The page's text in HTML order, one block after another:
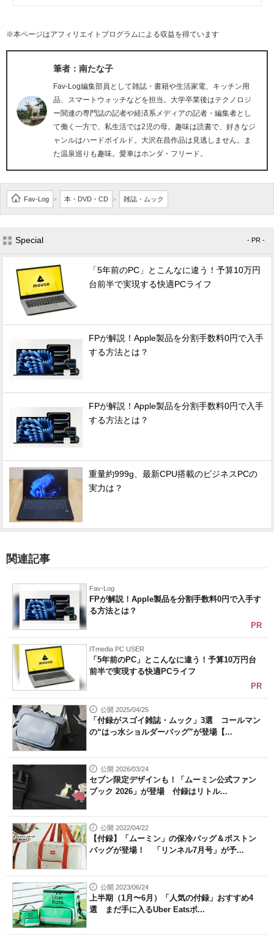
※本ページはアフィリエイトプログラムによる収益を得ています
筆者：南たな子
Fav-Log編集部員として雑誌・書籍や生活家電、キッチン用
品、スマートウォッチなどを担当。大学卒業後はテクノロジ
ー関連の専門誌の記者や経済系メディアの記者・編集者とし
て働く一方で、私生活では2児の母。趣味は読書で、好きなジ
ャンルはハードボイルド。大沢在昌作品は見逃しません。ま
た温泉巡りも趣味。愛車はホンダ・フリード。
Fav-Log > 本・DVD・CD > 雑誌・ムック
Special - PR -
「5年前のPC」とこんなに違う！予算10万円
台前半で実現する快適PCライフ
FPが解説！Apple製品を分割手数料0円で入手
する方法とは？
FPが解説！Apple製品を分割手数料0円で入手
する方法とは？
重量約999g、最新CPU搭載のビジネスPCの
実力は？
関連記事
Fav-Log
FPが解説！Apple製品を分割手数料0円で入手す
る方法とは？
PR
ITmedia PC USER
「5年前のPC」とこんなに違う！予算10万円台
前半で実現する快適PCライフ
PR
公開 2025/04/25
「付録がスゴイ雑誌・ムック」3選 コールマン
の“はっ水ショルダーバッグ”が登場【...
公開 2026/03/24
セブン限定デザインも！「ムーミン公式ファン
ブック 2026」が登場 付録はリトル...
公開 2022/04/22
【付録】「ムーミン」の保冷バッグ＆ボストン
バッグが登場！ 「リンネル7月号」が予...
公開 2023/06/24
上半期（1月〜6月）「人気の付録」おすすめ4
選 まだ手に入るUber Eatsポ...